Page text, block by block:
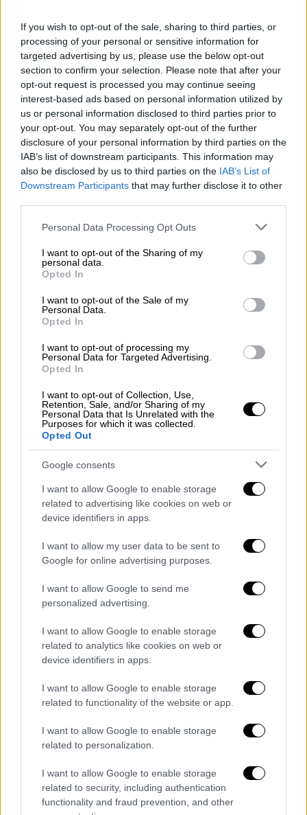
If you wish to opt-out of the sale, sharing to third parties, or
processing of your personal or sensitive information for
targeted advertising by us, please use the below opt-out
section to confirm your selection. Please note that after your
opt-out request is processed you may continue seeing
interest-based ads based on personal information utilized by
us or personal information disclosed to third parties prior to
your opt-out. You may separately opt-out of the further
disclosure of your personal information by third parties on the
IAB’s list of downstream participants. This information may
also be disclosed by us to third parties on the IAB’s List of
Downstream Participants that may further disclose it to other
Please note that this website/app uses one or more Google
not limited to your visit or usage behaviour. You may click to
grant or deny consent to Google and its third-party tags to
use your data for below specified purposes in below Google
consent section.
Personal Data Processing Opt Outs
I want to opt-out of the Sharing of my
personal data.
Opted In
I want to opt-out of the Sale of my
Personal Data.
Opted In
I want to opt-out of processing my
Personal Data for Targeted Advertising.
Opted In
I want to opt-out of Collection, Use,
Retention, Sale, and/or Sharing of my
Personal Data that Is Unrelated with the
Purposes for which it was collected.
Opted Out
Google consents
I want to allow Google to enable storage
related to advertising like cookies on web or
device identifiers in apps.
I want to allow my user data to be sent to
Google for online advertising purposes.
I want to allow Google to send me
personalized advertising.
I want to allow Google to enable storage
related to analytics like cookies on web or
device identifiers in apps.
I want to allow Google to enable storage
related to functionality of the website or app.
I want to allow Google to enable storage
related to personalization.
I want to allow Google to enable storage
related to security, including authentication
functionality and fraud prevention, and other
μια θερμοκοιτίδα επιχειρήσεων που
πολλαπλασιάζει τις προοπτικές ανάταξής
της και αναμένεται να λειτουργήσει ως ένας
νέος πόλος έλξης επενδύσεων, με προφανές
αποτύπωμα στην αγορά εργασίας και στη
δημιουργία πολλών νέων, καλά αμειβόμενων,
θέσεων εργασίας. Καλωσορίζουμε την
πρωτοβουλία που ανέλαβε η Ourania A.E.,
κοινοπραξία του ομίλου της DIMAND και της
PRODEA Investments για την ενίσχυση του
αποθέματος των «πράσινων» υποδομών της
πόλης και παράλληλα την ουσιαστική
συμβολή τους στην έμπρακτη αναβάθμιση
της Δυτικής Θεσσαλονίκης, που μέσα από
ένα πλέγμα παρεμβάσεων αναγεννάται,
δρομολογούνται και να υλοποιούνται,
βελτιώνοντας αισθητά την ποιότητα ζωής
των κατοίκων της."
Ο Σεβασμιώτατος Μητροπολίτης
Νεαπόλεως και Σταυρουπόλεως, κ.
Βαρνάβας,ευλόγησε το έργο και επεσήμανε
τη σημασία του για την περιοχή: «Η είσοδος
της DIMAND σε έναν τόπο πλήρως
απαξιωμένο και εγκαταλελειμμένο από την
ίδια την πόλη μας και επενδύοντας σ’ αυτόν,
δήλωνε αποφασιστικότητα, γενναιότητα,
θάρρος, τόλμη, γνώση της ιστορίας, της
Χαρακτηριστικά γνωρίσματα των υγιώς
σκεπτόμενων και επιχειρείν. Η παρέμβαση
αυτή δεν είναι απλώς ένα επιχειρηματικό
σχέδιο. Είναι αποκατάσταση δικαιοσύνης.
Απαρχή να πέσουν επιτέλους τα τείχη. Και η
πόλις με ενιαίο δυνατό πρόσωπο να
ξεκινήσει έναν καινούργιο βηματισμό. Είναι
πρόταση ουσιαστικής αναβάθμισης, που θα
πρέπει άμεσα να οδηγήσει την πολιτεία στην
έναρξη έργων υποδομής, που θα
συμπαρασύρουν την ανάπτυξη».
Investments, κ.Άρις Καρυτινός,σε δήλωσή
του τόνισε: «Χαιρόμαστε ιδιαίτερα για τη